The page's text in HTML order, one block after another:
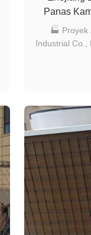
Panas
🏭 Proyek
Industrial Co.,
Co., Ltd.